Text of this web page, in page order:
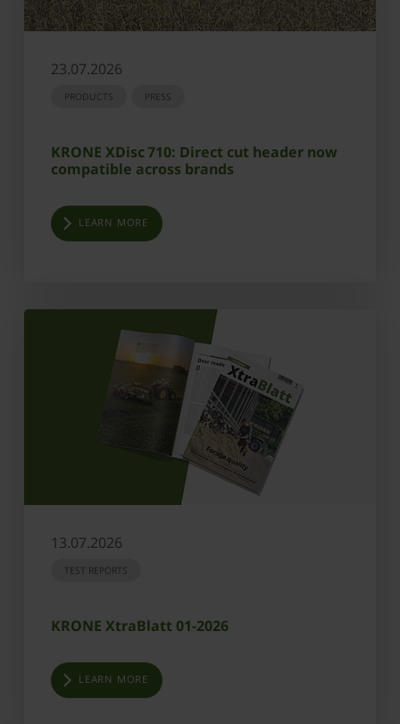
23.07.2026
PRODUCTS PRESS
KRONE XDisc 710: Direct cut header now
compatible across brands
LEARN MORE
13.07.2026
TEST REPORTS
KRONE XtraBlatt 01-2026
LEARN MORE